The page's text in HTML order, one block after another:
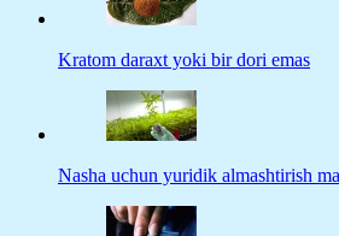
Kratom daraxt yoki bir dori emas
Nasha uchun yuridik almashtirish